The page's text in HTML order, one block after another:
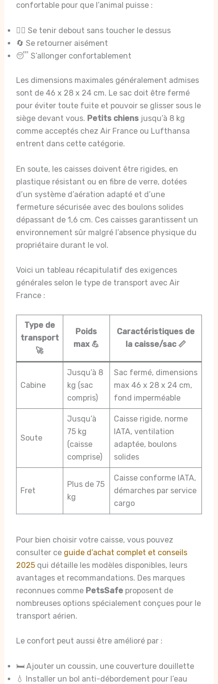
confortable pour que l’animal puisse :
🧍‍♂️ Se tenir debout sans toucher le dessus
🔄 Se retourner aisément
😴 S’allonger confortablement
Les dimensions maximales généralement admises
sont de 46 x 28 x 24 cm. Le sac doit être fermé
pour éviter toute fuite et pouvoir se glisser sous le
siège devant vous. Petits chiensjusqu’à 8 kg
comme acceptés chez Air France ou Lufthansa
entrent dans cette catégorie.
En soute, les caisses doivent être rigides, en
plastique résistant ou en fibre de verre, dotées
d’un système d’aération adapté et d’une
fermeture sécurisée avec des boulons solides
dépassant de 1,6 cm. Ces caisses garantissent un
environnement sûr malgré l’absence physique du
propriétaire durant le vol.
Voici un tableau récapitulatif des exigences
générales selon le type de transport avec Air
France :
Type de
transport
🚀
Poids
max 💪
Caractéristiques de
la caisse/sac 📏
Cabine
Jusqu’à 8
kg (sac
compris)
Sac fermé, dimensions
max 46 x 28 x 24 cm,
fond imperméable
Soute
Jusqu’à
75 kg
(caisse
comprise)
Caisse rigide, norme
IATA, ventilation
adaptée, boulons
solides
Fret
Plus de 75
kg
Caisse conforme IATA,
démarches par service
cargo
Pour bien choisir votre caisse, vous pouvez
consulter ce guide d’achat complet et conseils
2025qui détaille les modèles disponibles, leurs
avantages et recommandations. Des marques
reconnues comme PetsSafeproposent de
nombreuses options spécialement conçues pour le
transport aérien.
Le confort peut aussi être amélioré par :
🛏️ Ajouter un coussin, une couverture douillette
💧 Installer un bol anti-débordement pour l’eau